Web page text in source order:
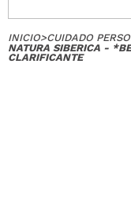
INICIO>CUIDADO
NATURA SIBERICA -
CLARIFICANTE